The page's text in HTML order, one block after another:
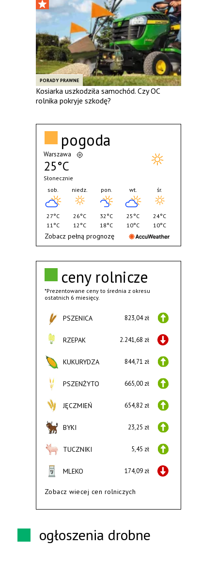
PORADY PRAWNE
Kosiarka uszkodziła samochód. Czy OC
rolnika pokryje szkodę?
ceny rolnicze
*Prezentowane ceny to średnia z okresu
ostatnich 6 miesięcy.
PSZENICA 823,04 zł
RZEPAK 2.241,68 zł
KUKURYDZA 844,71 zł
PSZENŻYTO 665,00 zł
JĘCZMIEŃ 654,82 zł
BYKI 23,25 zł
TUCZNIKI 5,45 zł
MLEKO 174,09 zł
Zobacz wiecej cen rolniczych
pogoda
Warszawa
25°C
Słonecznie
sob.
27°C
11°C
niedz.
26°C
12°C
pon.
32°C
18°C
wt.
25°C
10°C
śr.
24°C
10°C
Zobacz pełną prognozę
ogłoszenia drobne